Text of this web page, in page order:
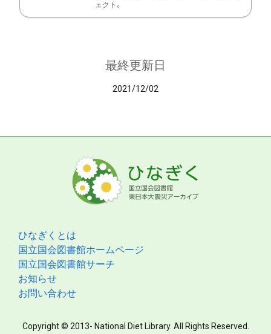
ェクト。
最終更新日
2021/12/02
ひなぎくとは
国立国会図書館ホームページ
国立国会図書館サーチ
お知らせ
お問い合わせ
Copyright © 2013- National Diet Library. All Rights Reserved.